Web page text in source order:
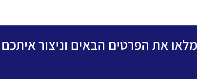
את הפרטים הבאים וניצור